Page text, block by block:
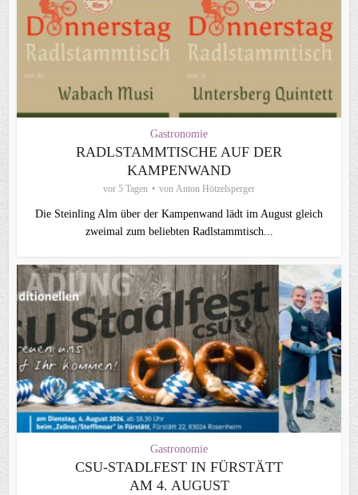
Gastronomie
RADLSTAMMTISCHE AUF DER
KAMPENWAND
vor 5 Tagen von Anton Hötzelsperger
Die Steinling Alm über der Kampenwand lädt im August gleich
zweimal zum beliebten Radlstammtisch...
Gastronomie
CSU‑STADLFEST IN FÜRSTÄTT
AM 4. AUGUST